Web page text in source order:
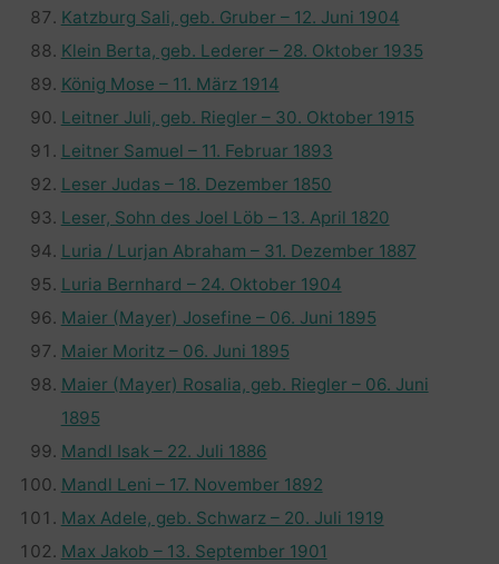
Katzburg Sali, geb. Gruber – 12. Juni 1904
Klein Berta, geb. Lederer – 28. Oktober 1935
König Mose – 11. März 1914
Leitner Juli, geb. Riegler – 30. Oktober 1915
Leitner Samuel – 11. Februar 1893
Leser Judas – 18. Dezember 1850
Leser, Sohn des Joel Löb – 13. April 1820
Luria / Lurjan Abraham – 31. Dezember 1887
Luria Bernhard – 24. Oktober 1904
Maier (Mayer) Josefine – 06. Juni 1895
Maier Moritz – 06. Juni 1895
Maier (Mayer) Rosalia, geb. Riegler – 06. Juni
1895
Mandl Isak – 22. Juli 1886
Mandl Leni – 17. November 1892
Max Adele, geb. Schwarz – 20. Juli 1919
Max Jakob – 13. September 1901